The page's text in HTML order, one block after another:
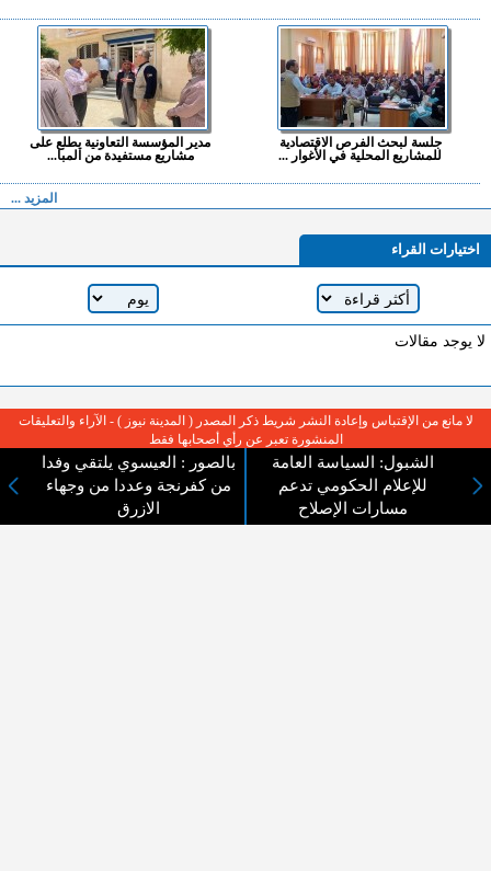
جلسة لبحث الفرص الاقتصادية
للمشاريع المحلية في الأغوار ...
مدير المؤسسة التعاونية يطلع على
مشاريع مستفيدة من المبا...
المزيد ...
اختيارات القراء
لا يوجد مقالات
الشبول: السياسة العامة
للإعلام الحكومي تدعم
مسارات الإصلاح
بالصور : العيسوي يلتقي وفدا
من كفرنجة وعددا من وجهاء
الازرق
لا مانع من الإقتباس وإعادة النشر شريط ذكر المصدر ( المدينة نيوز ) - الآراء والتعليقات
المنشورة تعبر عن رأي أصحابها فقط